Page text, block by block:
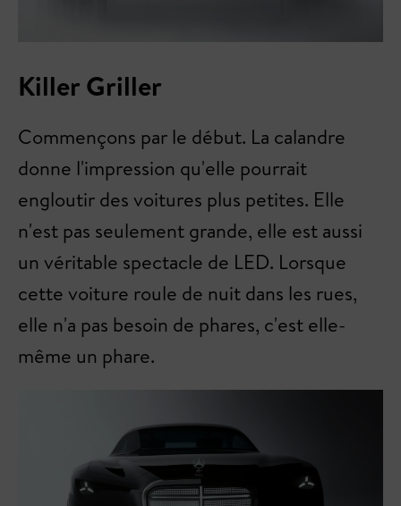
Killer Griller
Commençons par le début. La calandre
donne l'impression qu'elle pourrait
engloutir des voitures plus petites. Elle
n'est pas seulement grande, elle est aussi
un véritable spectacle de LED. Lorsque
cette voiture roule de nuit dans les rues,
elle n'a pas besoin de phares, c'est elle-
même un phare.